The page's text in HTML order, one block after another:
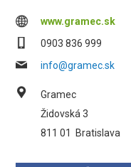
www.gramec.sk
0903 836 999
info@gramec.sk
Gramec
Židovská 3
811 01
Bratislava